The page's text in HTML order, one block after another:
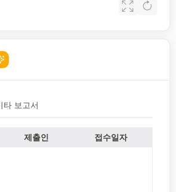
타 보고서
제출인 접수일자